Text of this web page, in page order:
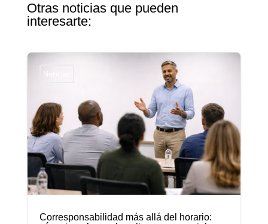
Otras noticias que pueden
interesarte:
Noticias
Corresponsabilidad más allá del horario: